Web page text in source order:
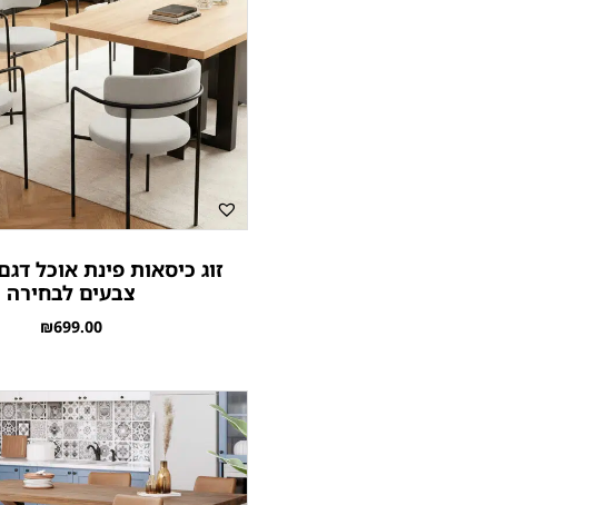
זוג כיסאות פינת אוכל
צבעים לבחירה
₪699.00